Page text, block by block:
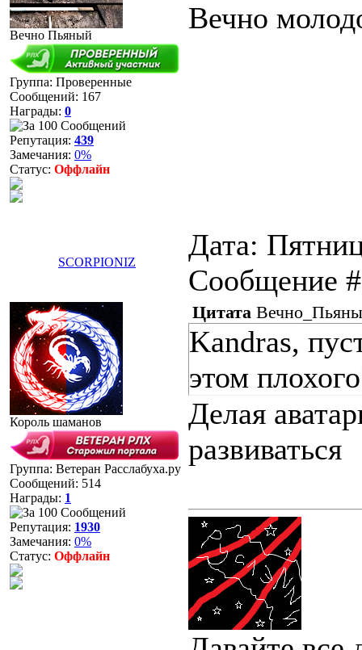
Вечно Пьяный
Группа: Проверенные
Сообщений: 167
Награды: 0
Репутация: 439
Замечания: 0%
Статус: Оффлайн
Вечно
SCORPIONIZ
Дата:
Сообщение
Король шаманов
Группа: Ветеран Расслабуха.ру
Сообщений: 514
Награды: 1
Репутация: 1930
Замечания: 0%
Статус: Оффлайн
Цитата
Kandras,
этом
Делая
развиваться